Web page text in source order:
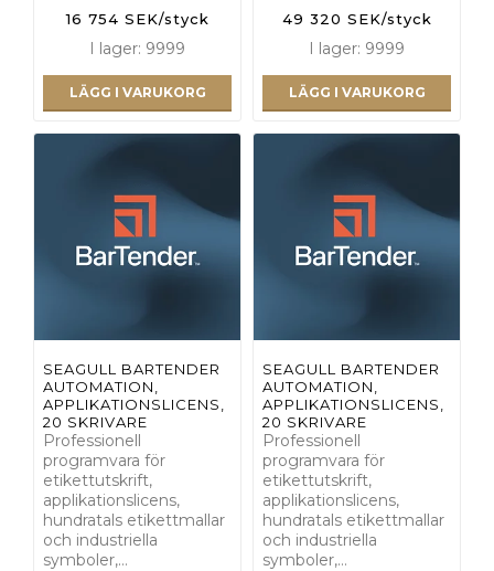
16 754 SEK/styck
I lager: 9999
LÄGG I VARUKORG
49 320 SEK/styck
I lager: 9999
LÄGG I VARUKORG
SEAGULL BARTENDER
AUTOMATION,
APPLIKATIONSLICENS,
20 SKRIVARE
Professionell
programvara för
etikettutskrift,
applikationslicens,
hundratals etikettmallar
och industriella
symboler,…
SEAGULL BARTENDER
AUTOMATION,
APPLIKATIONSLICENS,
20 SKRIVARE
Professionell
programvara för
etikettutskrift,
applikationslicens,
hundratals etikettmallar
och industriella
symboler,…